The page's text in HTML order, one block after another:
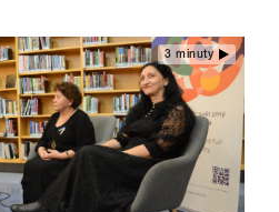
3 minuty